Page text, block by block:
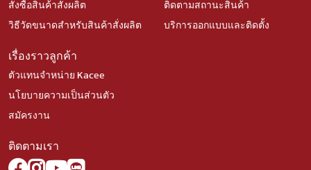
สั่งซื้อสินค้าสั่งผลิต
วิธีวัดขนาดสำหรับสินค้าสั่งผลิต
ติดตามสถานะสินค้า
บริการออกแบบและติดตั้ง
เรื่องราวลูกค้า
ตัวแทนจำหน่าย Kacee
นโยบายความเป็นส่วนตัว
สมัครงาน
ติดตามเรา